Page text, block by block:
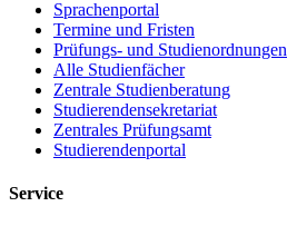
Sprachenportal
Termine und Fristen
Prüfungs- und Studienordnungen
Alle Studienfächer
Zentrale Studienberatung
Studierendensekretariat
Zentrales Prüfungsamt
Studierendenportal
Service